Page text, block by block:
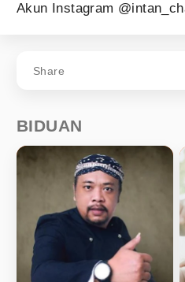
Akun Instagram
Share
BIDUAN